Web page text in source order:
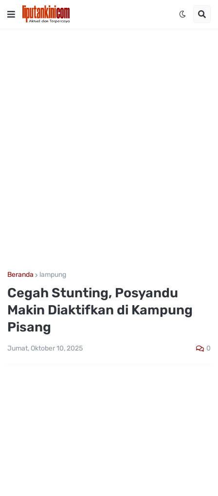
Beranda lampung
Cegah Stunting, Posyandu
Makin Diaktifkan di Kampung
Pisang
Jumat, Oktober 10, 2025 0